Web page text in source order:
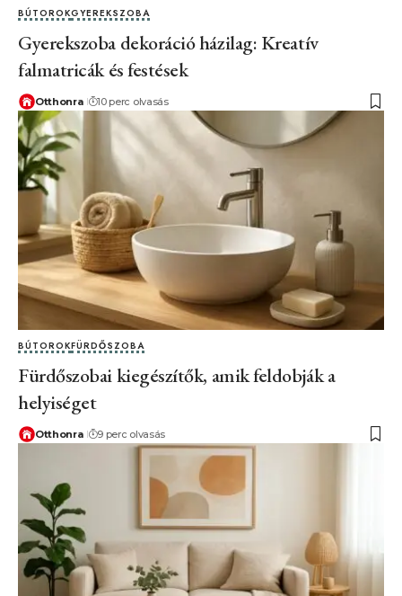
BÚTOROKGYEREKSZOBA
Gyerekszoba dekoráció házilag: Kreatív
falmatricák és festések
Otthonra 10 perc olvasás
BÚTOROKFÜRDŐSZOBA
Fürdőszobai kiegészítők, amik feldobják a
helyiséget
Otthonra 9 perc olvasás